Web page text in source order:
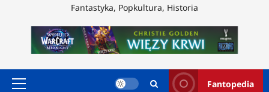
Fantastyka, Popkultura, Historia
Menu
Fantopedia